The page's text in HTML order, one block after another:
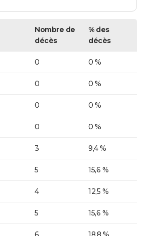
Nombre de
décès
% des
décès
0 0 %
0 0 %
0 0 %
0 0 %
3 9,4 %
5 15,6 %
4 12,5 %
5 15,6 %